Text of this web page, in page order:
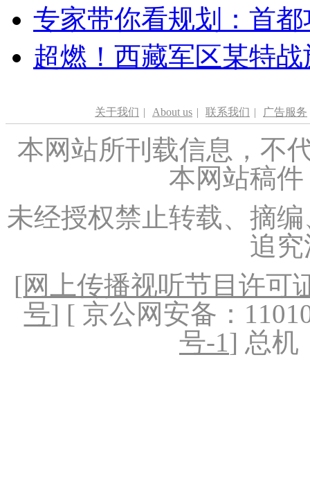
专家带你看规划：首
超燃！西藏军区某特
关于我们 | About us | 联系我们 | 广告服务
本网站所刊载信息，不
本网站稿
未经授权禁止转载、摘
追
[网上传播视听节目许可
号] [ 京公网安备：
号-1] 总机